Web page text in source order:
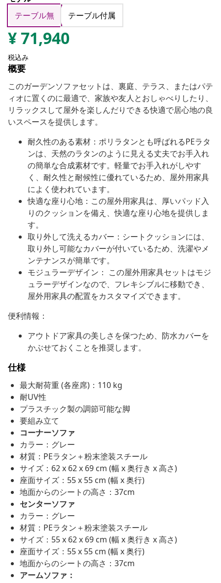
テーブル無
テーブル付属
¥71,940
税込み
概要
このガーデンソファセットは、裏庭、テラス、またはパテ
ィオに置くのに最適で、家族や友人とおしゃべりしたり、
リラックスして屋外を楽しんだりできる快適で居心地の良
いスペースを提供します。
耐久性のある素材：ポリラタンとも呼ばれるPEラタ
ンは、天然のラタンのように見える丈夫でお手入れ
の簡単な合成素材です。軽量でお手入れがしやす
く、耐久性と耐候性に優れているため、屋外用家具
によく使われています。
快適な座り心地：この屋外用家具は、厚いパッド入
りのクッションを備え、快適な座り心地を提供しま
す。
取り外して洗えるカバー：シートクッションには、
取り外し可能なカバーが付いているため、洗濯やメ
ンテナンスが簡単です。
モジュラーデザイン： この屋外用家具セットはモジ
ュラーデザインなので、フレキシブルに移動でき、
屋外用家具の配置をカスタマイズできます。
便利情報：
アウトドア家具の美しさを保つため、防水カバーを
かぶせておくことを推奨します。
仕様
最大耐荷重 (各座席)：110 kg
耐UV性
プラスチック製の調節可能な脚
要組み立て
コーナーソファ
カラー：グレー
材質：PEラタン＋粉末塗装スチール
サイズ：62 x 62 x 69 cm (幅 x 奥行き x 高さ)
座面サイズ：55 x 55 cm (幅 x 奥行)
地面からのシートの高さ：37cm
センターソファ
カラー：グレー
材質：PEラタン＋粉末塗装スチール
サイズ：55 x 62 x 69 cm (幅 x 奥行き x 高さ)
座面サイズ：55 x 55 cm (幅 x 奥行)
地面からのシートの高さ：37cm
アームソファ：